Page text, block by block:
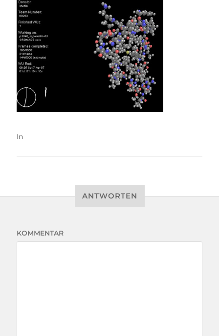
In
ANTWORTEN
KOMMENTAR